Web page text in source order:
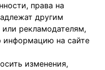
права на
другим
рекламодателям,
на сайте
изменения,